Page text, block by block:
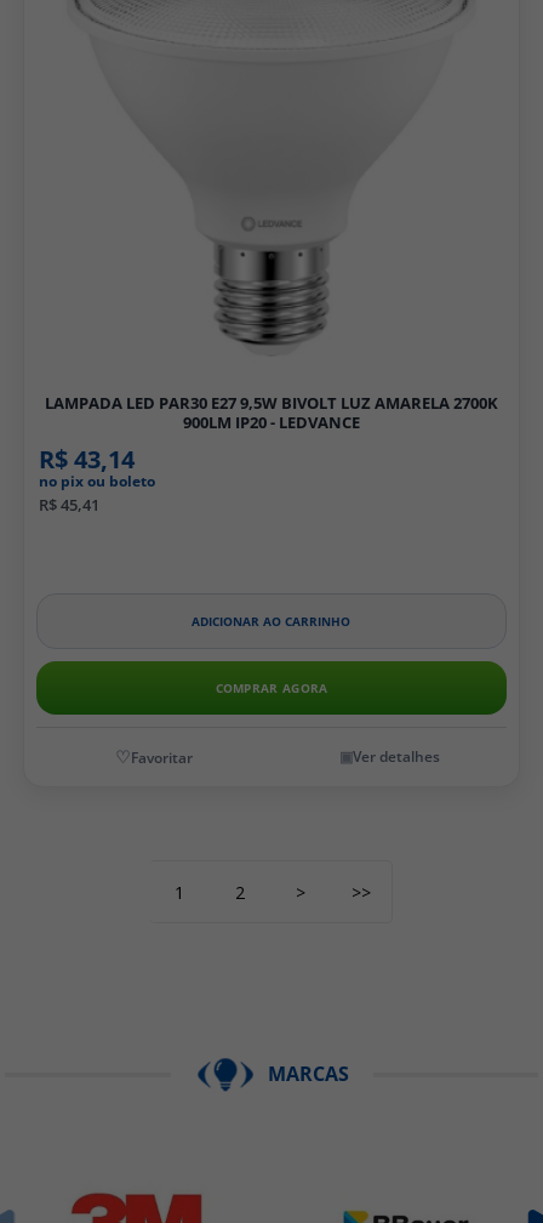
LAMPADA LED PAR30 E27 9,5W BIVOLT LUZ AMARELA 2700K
900LM IP20 - LEDVANCE
R$ 43,14
no pix ou boleto
R$ 45,41
ADICIONAR AO CARRINHO
COMPRAR AGORA
Ver detalhes
1 2 > >>
MARCAS